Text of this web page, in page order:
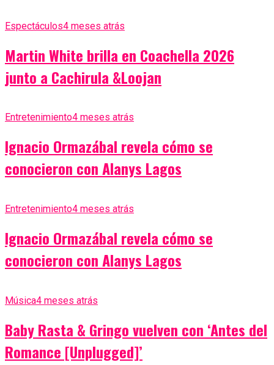
Espectáculos4 meses atrás
Martin White brilla en Coachella 2026
junto a Cachirula &Loojan
Entretenimiento4 meses atrás
Ignacio Ormazábal revela cómo se
conocieron con Alanys Lagos
Entretenimiento4 meses atrás
Ignacio Ormazábal revela cómo se
conocieron con Alanys Lagos
Música4 meses atrás
Baby Rasta & Gringo vuelven con ‘Antes del
Romance [Unplugged]’